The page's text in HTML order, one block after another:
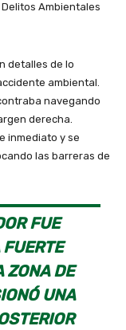
Ambientales
deta­lles de lo
ambiental.
navegando
derecha.
inmediato y se
las barreras de
FUE
ZONA DE
UNA